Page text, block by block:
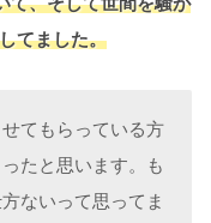
てました。
てもらっている方
たと思います。も
ないって思ってま